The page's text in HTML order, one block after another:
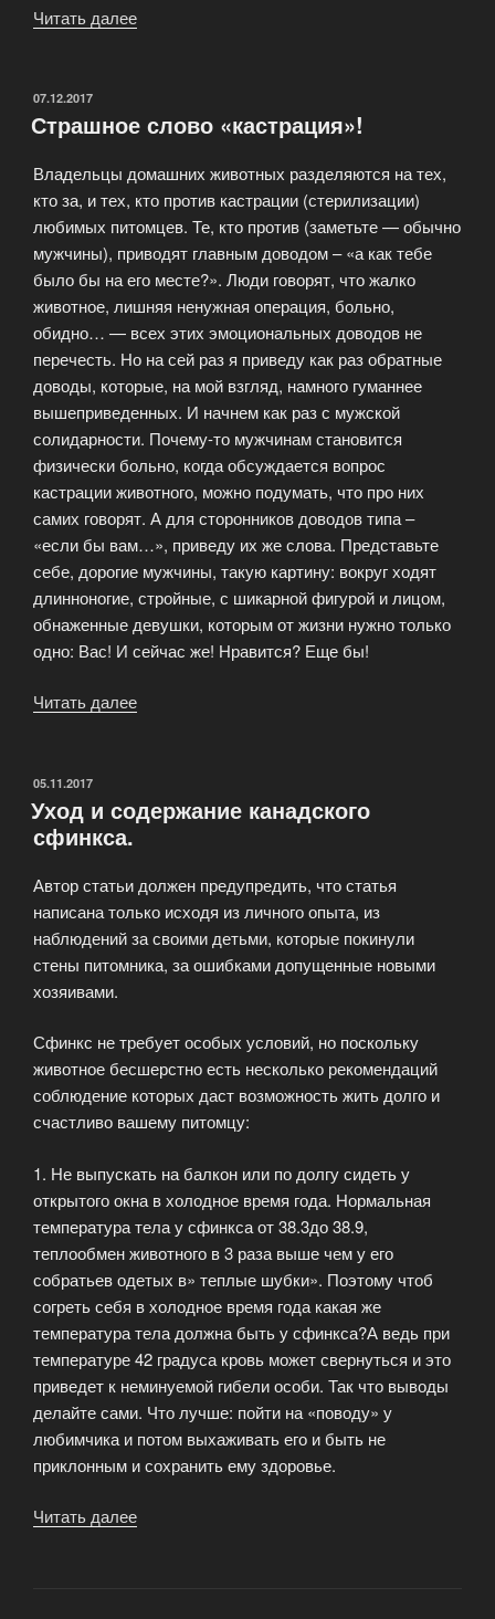
Читать далее
в
ОПУБЛИКОВАНО
07.12.2017
Страшное слово «кастрация»!
Владельцы домашних животных разделяются на тех,
кто за, и тех, кто против кастрации (стерилизации)
любимых питомцев. Те, кто против (заметьте — обычно
мужчины), приводят главным доводом – «а как тебе
было бы на его месте?». Люди говорят, что жалко
животное, лишняя ненужная операция, больно,
обидно… — всех этих эмоциональных доводов не
перечесть. Но на сей раз я приведу как раз обратные
доводы, которые, на мой взгляд, намного гуманнее
вышеприведенных. И начнем как раз с мужской
солидарности. Почему-то мужчинам становится
физически больно, когда обсуждается вопрос
кастрации животного, можно подумать, что про них
самих говорят. А для сторонников доводов типа –
«если бы вам…», приведу их же слова. Представьте
себе, дорогие мужчины, такую картину: вокруг ходят
длинноногие, стройные, с шикарной фигурой и лицом,
обнаженные девушки, которым от жизни нужно только
одно: Вас! И сейчас же! Нравится? Еще бы!
Читать далее
ОПУБЛИКОВАНО
05.11.2017
Уход и содержание канадского
сфинкса.
Автор статьи должен предупредить, что статья
написана только исходя из личного опыта, из
наблюдений за своими детьми, которые покинули
стены питомника, за ошибками допущенные новыми
хозяивами.
Сфинкс не требует особых условий, но поскольку
животное бесшерстно есть несколько рекомендаций
соблюдение которых даст возможность жить долго и
счастливо вашему питомцу:
1. Не выпускать на балкон или по долгу сидеть у
открытого окна в холодное время года. Нормальная
температура тела у сфинкса от 38.3до 38.9,
теплообмен животного в 3 раза выше чем у его
собратьев одетых в» теплые шубки». Поэтому чтоб
согреть себя в холодное время года какая же
температура тела должна быть у сфинкса?А ведь при
температуре 42 градуса кровь может свернуться и это
приведет к неминуемой гибели особи. Так что выводы
делайте сами. Что лучше: пойти на «поводу» у
любимчика и потом выхаживать его и быть не
приклонным и сохранить ему здоровье.
Читать далее